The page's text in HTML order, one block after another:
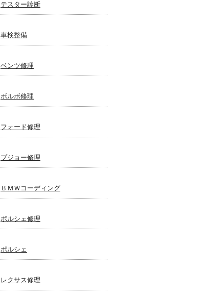
テスター診断
車検整備
ベンツ修理
ボルボ修理
フォード修理
プジョー修理
ＢＭＷコーディング
ポルシェ修理
ポルシェ
レクサス修理